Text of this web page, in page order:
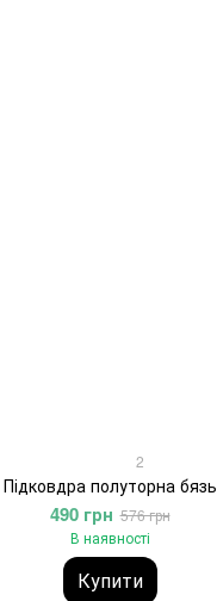
2
Підковдра полуторна бязь
490 грн 576 грн
В наявності
Купити